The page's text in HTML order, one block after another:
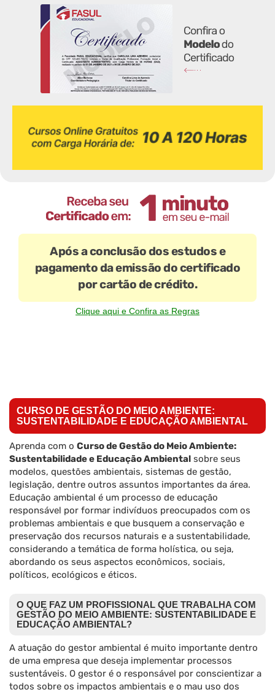
Após a conclusão dos estudos e
pagamento da emissão do certificado
por cartão de crédito.
Clique aqui e Confira as Regras
CURSO DE GESTÃO DO MEIO AMBIENTE:
SUSTENTABILIDADE E EDUCAÇÃO AMBIENTAL
Aprenda com o Curso de Gestão do Meio Ambiente:
Sustentabilidade e Educação Ambiental sobre seus
modelos, questões ambientais, sistemas de gestão,
legislação, dentre outros assuntos importantes da área.
Educação ambiental é um processo de educação
responsável por formar indivíduos preocupados com os
problemas ambientais e que busquem a conservação e
preservação dos recursos naturais e a sustentabilidade,
considerando a temática de forma holística, ou seja,
abordando os seus aspectos econômicos, sociais,
políticos, ecológicos e éticos.
O QUE FAZ UM PROFISSIONAL QUE TRABALHA COM
GESTÃO DO MEIO AMBIENTE: SUSTENTABILIDADE E
EDUCAÇÃO AMBIENTAL?
A atuação do gestor ambiental é muito importante dentro
de uma empresa que deseja implementar processos
sustentáveis. O gestor é o responsável por conscientizar a
todos sobre os impactos ambientais e o mau uso dos